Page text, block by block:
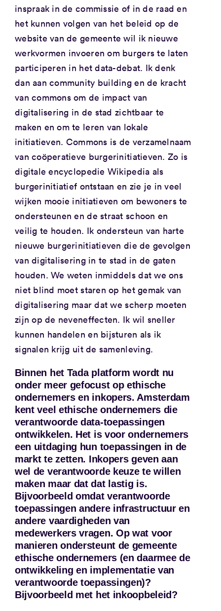
inspraak in de commissie of in de raad en
het kunnen volgen van het beleid op de
website van de gemeente wil ik nieuwe
werkvormen invoeren om burgers te laten
participeren in het data-debat. Ik denk
dan aan community building en de kracht
van commons om de impact van
digitalisering in de stad zichtbaar te
maken en om te leren van lokale
initiatieven. Commons is de verzamelnaam
van coöperatieve burgerinitiatieven. Zo is
digitale encyclopedie Wikipedia als
burgerinitiatief ontstaan en zie je in veel
wijken mooie initiatieven om bewoners te
ondersteunen en de straat schoon en
veilig te houden. Ik ondersteun van harte
nieuwe burgerinitiatieven die de gevolgen
van digitalisering in te stad in de gaten
houden. We weten inmiddels dat we ons
niet blind moet staren op het gemak van
digitalisering maar dat we scherp moeten
zijn op de neveneffecten. Ik wil sneller
kunnen handelen en bijsturen als ik
signalen krijg uit de samenleving.
Binnen het Tada platform wordt nu
onder meer gefocust op ethische
ondernemers en inkopers. Amsterdam
kent veel ethische ondernemers die
verantwoorde data-toepassingen
ontwikkelen. Het is voor ondernemers
een uitdaging hun toepassingen in de
markt te zetten. Inkopers geven aan
wel de verantwoorde keuze te willen
maken maar dat dat lastig is.
Bijvoorbeeld omdat verantwoorde
toepassingen andere infrastructuur en
andere vaardigheden van
medewerkers vragen. Op wat voor
manieren ondersteunt de gemeente
ethische ondernemers (en daarmee de
ontwikkeling en implementatie van
verantwoorde toepassingen)?
Bijvoorbeeld met het inkoopbeleid?